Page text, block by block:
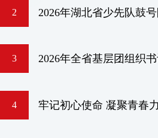
2
3
4